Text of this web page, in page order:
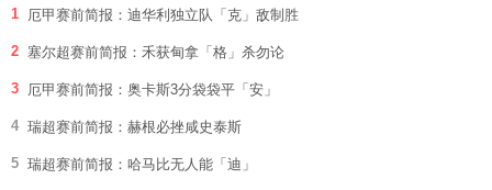
1 厄甲赛前简报：迪华利独立队「克」敌制胜
2 塞尔超赛前简报：禾获甸拿「格」杀勿论
3 厄甲赛前简报：奥卡斯3分袋袋平「安」
4 瑞超赛前简报：赫根必挫咸史泰斯
5 瑞超赛前简报：哈马比无人能「迪」